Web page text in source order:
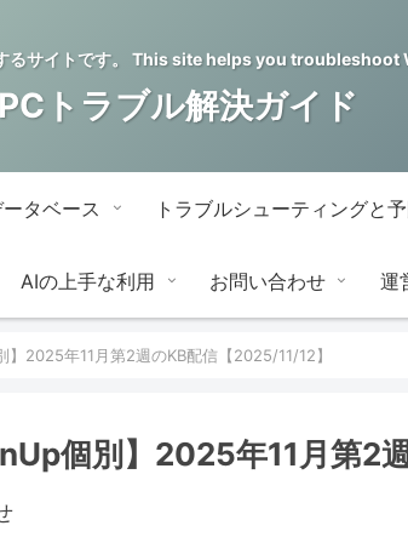
るサイトです。 This site helps you
トラブル解決ガイド
タベース トラブルシューティングと
AIの上手な利用 お問い合わせ 運
】2025年11月第2週のKB配信【2025/11/12】
個別】2025年11月第2